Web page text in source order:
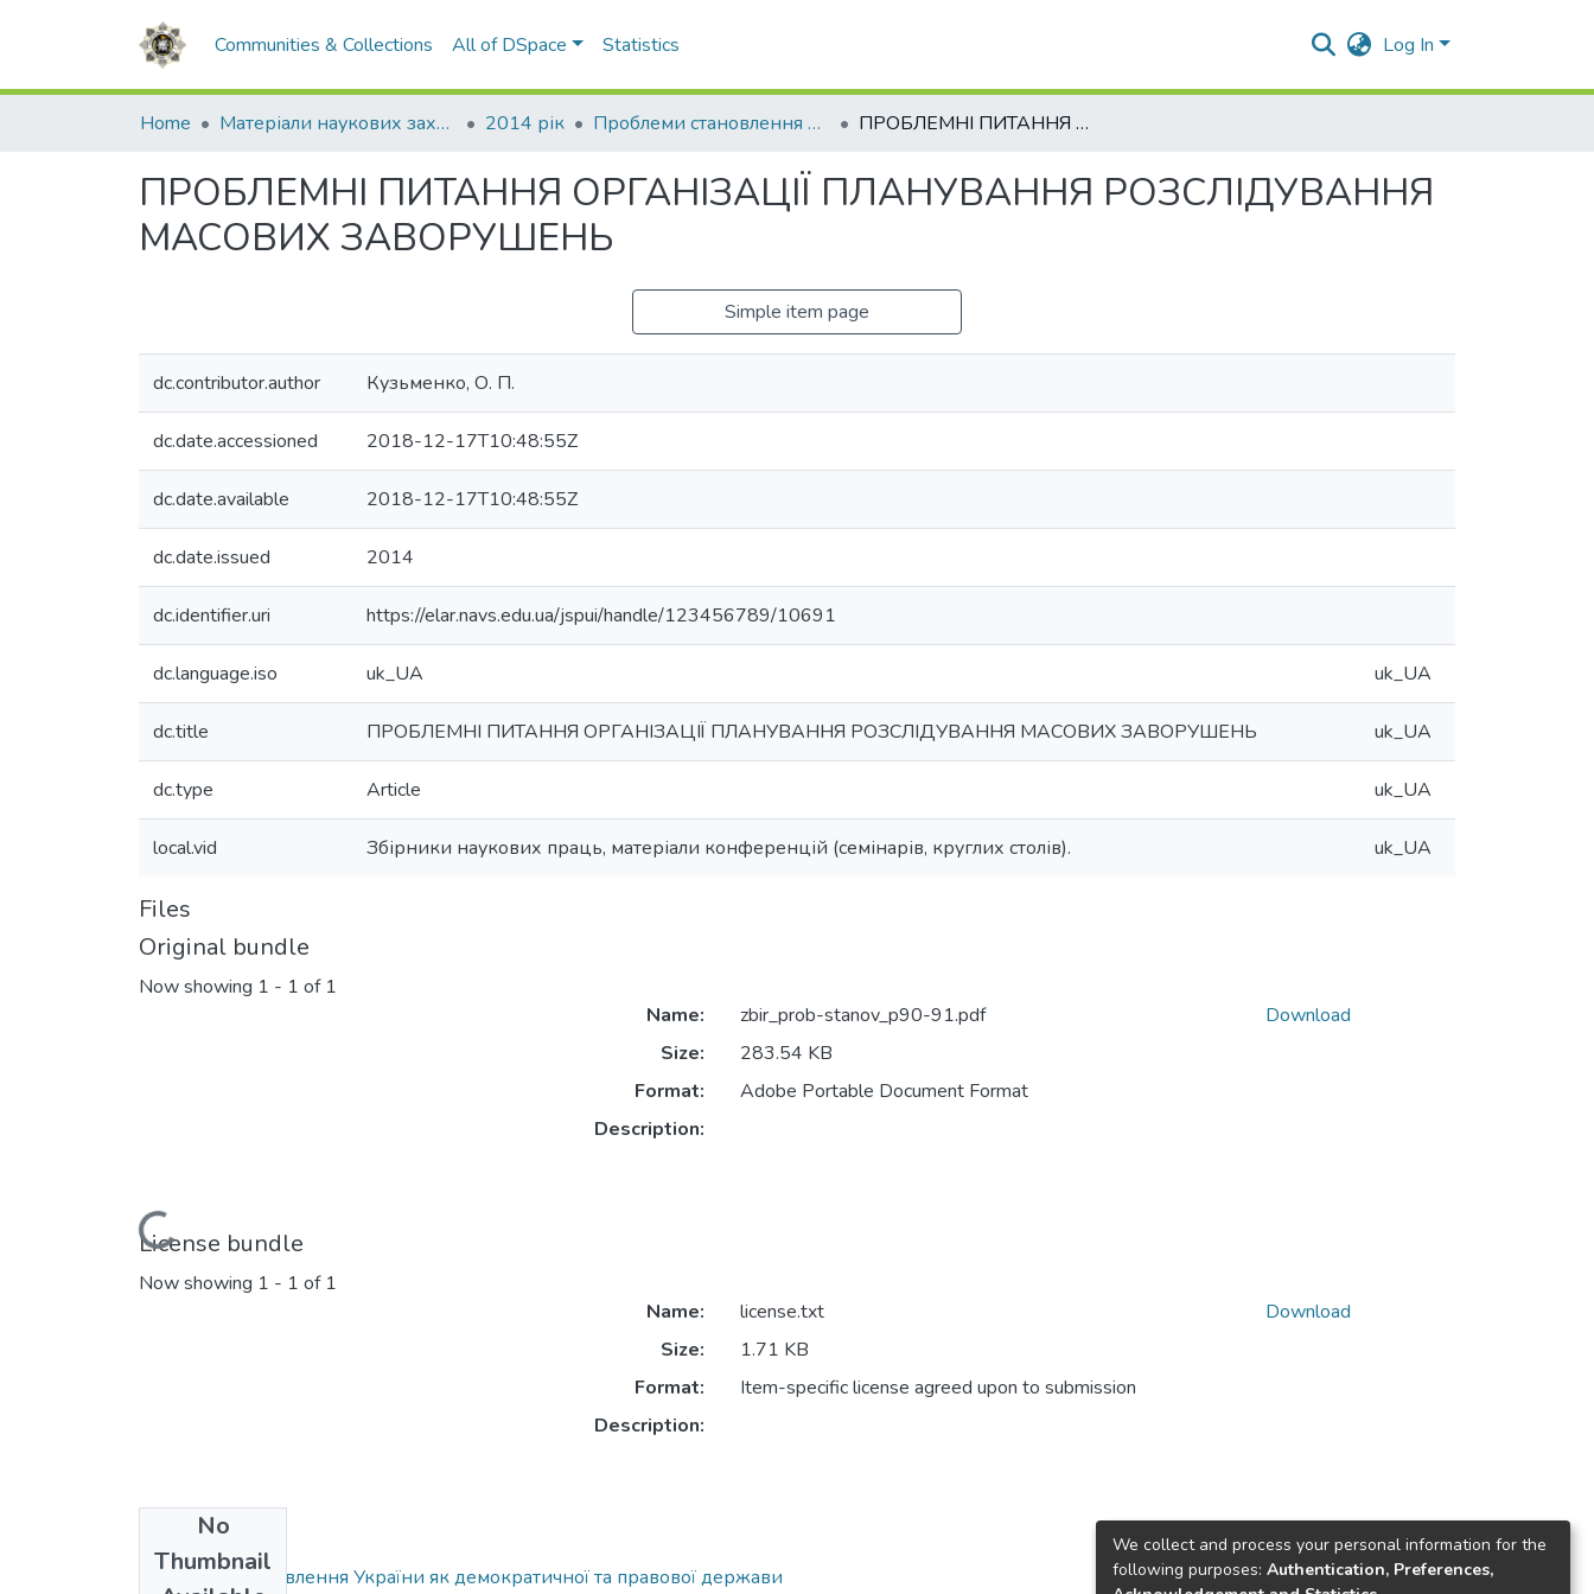
Communities & Collections All of DSpace Statistics Log In
Home Матеріали наукових заходів 2014 рік Проблеми становлення України як демократичної та правової держави ПРОБЛЕМНІ ПИТАННЯ ОРГАНІЗАЦІЇ ПЛАНУВАННЯ РОЗСЛІДУВАННЯ МАСОВИХ ЗАВОРУШЕНЬ
ПРОБЛЕМНІ ПИТАННЯ ОРГАНІЗАЦІЇ ПЛАНУВАННЯ РОЗСЛІДУВАННЯ
МАСОВИХ ЗАВОРУШЕНЬ
Simple item page
dc.contributor.author Кузьменко, О. П.
dc.date.accessioned 2018-12-17T10:48:55Z
dc.date.available 2018-12-17T10:48:55Z
dc.date.issued 2014
dc.identifier.uri https://elar.navs.edu.ua/jspui/handle/123456789/10691
dc.language.iso uk_UA uk_UA
dc.title ПРОБЛЕМНІ ПИТАННЯ ОРГАНІЗАЦІЇ ПЛАНУВАННЯ РОЗСЛІДУВАННЯ МАСОВИХ ЗАВОРУШЕНЬ uk_UA
dc.type Article uk_UA
local.vid Збірники наукових праць, матеріали конференцій (семінарів, круглих столів). uk_UA
Files
Original bundle
Now showing 1 - 1 of 1
Loading...
Name:
zbir_prob-stanov_p90-91.pdf
Size:
283.54 KB
Format:
Adobe Portable Document Format
Description:
Download
License bundle
Now showing 1 - 1 of 1
No
Thumbnail
Name:
license.txt
Size:
1.71 KB
Format:
Item-specific license agreed upon to submission
Description:
Download
Collections
Проблеми становлення України як демократичної та правової держави
We collect and process your personal information for the
following purposes: Authentication, Preferences,